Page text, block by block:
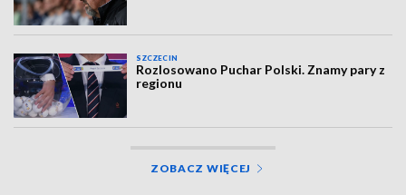
SZCZECIN
Rozlosowano Puchar Polski. Znamy pary z
regionu
ZOBACZ WIĘCEJ